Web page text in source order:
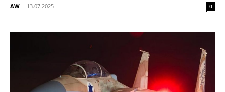
AW - 13.07.2025 0